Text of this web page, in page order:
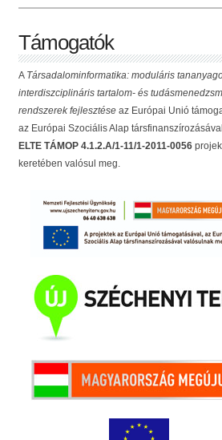
Támogatók
A Társadalominformatika: moduláris
interdiszciplináris tartalom- és
rendszerek fejlesztése az Európai Unió
az Európai Szociális Alap
ELTE TÁMOP 4.1.2.A/1-11/1-2011-0056
keretében valósul meg.